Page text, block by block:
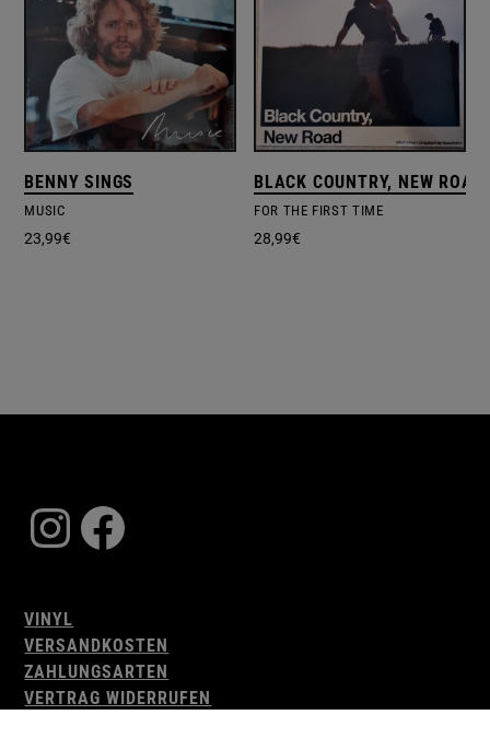
BENNY SINGS
MUSIC
23,99€
BLACK COUNTRY, NEW ROAD
FOR THE FIRST TIME
28,99€
Instagram
Facebook
VINYL
VERSANDKOSTEN
ZAHLUNGSARTEN
VERTRAG WIDERRUFEN